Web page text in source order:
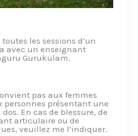
les sessions d’un
avec un enseignant
Gurukulam.
pas aux femmes
personnes présentant une
En cas de blessure, de
articulaire ou de
veuillez me l’indiquer.